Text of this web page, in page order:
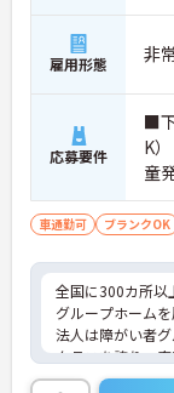
ます。年間休日
なく長期的なキャ
・全施設がバリ
おり、清潔感に
に加え、ソフト
備」により現場
ご利用者様の安
っても身体的負
保って業務に集
雇用形態 非
応募要件
■
K
童
者
者
車通勤可 ブランクOK
全国に300カ所以
グループホーム
法人は障がい者
クラスを誇り、
きます。 週2日